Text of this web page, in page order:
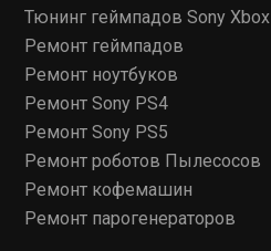
Тюнинг геймпадов Sony Xbox
Ремонт геймпадов
Ремонт ноутбуков
Ремонт Sony PS4
Ремонт Sony PS5
Ремонт роботов Пылесосов
Ремонт кофемашин
Ремонт парогенераторов